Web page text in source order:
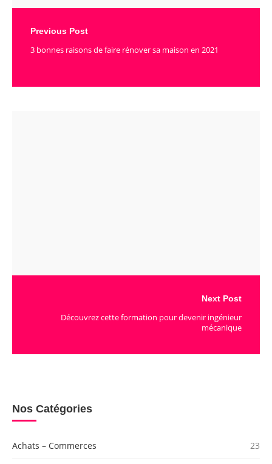
Previous Post
3 bonnes raisons de faire rénover sa maison en 2021
Next Post
Découvrez cette formation pour devenir ingénieur
mécanique
Nos Catégories
Achats – Commerces 23